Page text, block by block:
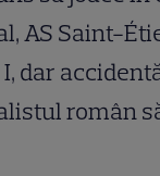
AS Saint-
I, dar
român